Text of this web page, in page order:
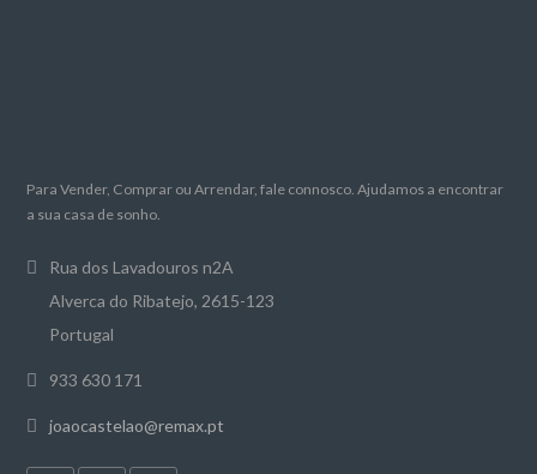
Para Vender, Comprar ou Arrendar, fale connosco. Ajudamos a encontrar
a sua casa de sonho.
Rua dos Lavadouros n2A
Alverca do Ribatejo, 2615-123
Portugal
933 630 171
joaocastelao@remax.pt